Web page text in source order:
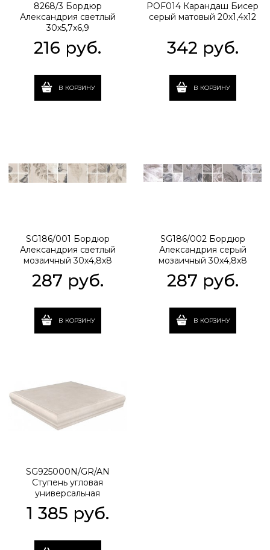
8268/3 Бордюр
Александрия светлый
30х5,7х6,9
216 руб.
В КОРЗИНУ
POF014 Карандаш Бисер
серый матовый 20х1,4х12
342 руб.
В КОРЗИНУ
SG186/001 Бордюр
Александрия светлый
мозаичный 30х4,8х8
287 руб.
В КОРЗИНУ
SG186/002 Бордюр
Александрия серый
мозаичный 30х4,8х8
287 руб.
В КОРЗИНУ
SG925000N/GR/AN
Ступень угловая
универсальная
Александрия светлый
30х30х8
1 385 руб.